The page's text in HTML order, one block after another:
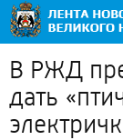
В РЖД
дать